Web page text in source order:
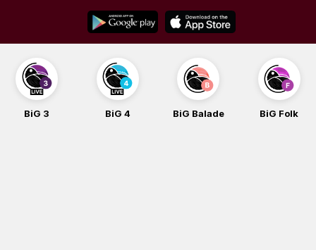
content
BiG 3 BiG 4 BiG Balade BiG Folk